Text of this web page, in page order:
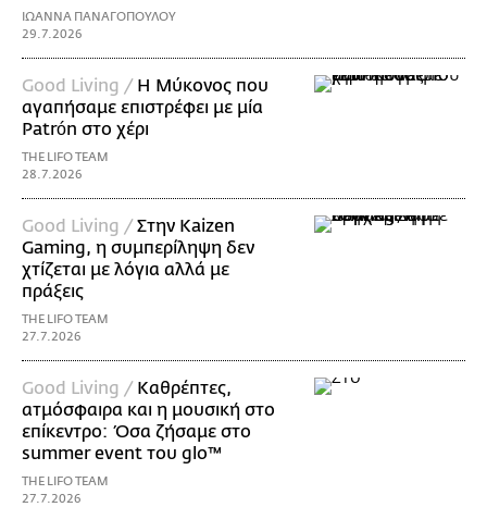
ΙΩΑΝΝΑ ΠΑΝΑΓΟΠΟΥΛΟΥ
29.7.2026
Good Living / Η Μύκονος που
αγαπήσαμε επιστρέφει με μία
Patrón στο χέρι
THE LIFO TEAM
28.7.2026
Good Living /Στην Kaizen
Gaming, η συμπερίληψη δεν
χτίζεται με λόγια αλλά με
πράξεις
THE LIFO TEAM
27.7.2026
Good Living / Καθρέπτες,
ατμόσφαιρα και η μουσική στο
επίκεντρο: Όσα ζήσαμε στο
summer event του glo™
THE LIFO TEAM
27.7.2026